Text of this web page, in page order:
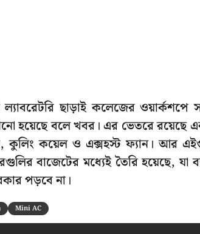
ছাড়াই কলেজের ওয়ার্কশপে
হয়েছে বলে খবর। এর ভেতরে রয়েছে
কুলিং কয়েল ও এক্সহস্ট ফ্যান। আর
বাজেটের মধ্যেই তৈরি হয়েছে, যা
পড়বে না।
Mini AC